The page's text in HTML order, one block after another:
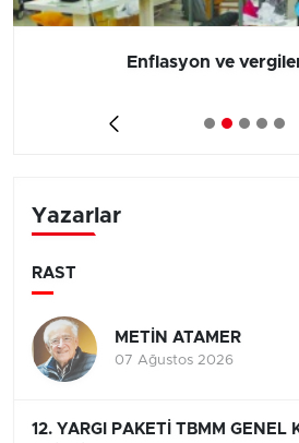
Enflasyon ve
Yazarlar
RAST
METİN ATAMER
07 Ağustos 2026
12. YARGI PAKETİ TBMM GENEL